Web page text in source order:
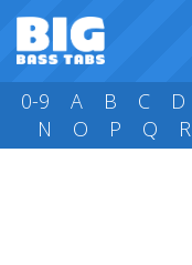
0-9 A B C D
N
O P Q R